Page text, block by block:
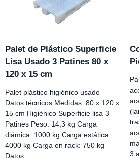
Palet de Plástico Superficie
Lisa Usado 3 Patines 80 x
120 x 15 cm
Palet plástico higiénico usado
Datos técnicos Medidas: 80 x 120 x
15 cm Higiénico Superficie lisa 3
Patines Peso: 14,3 kg Carga
diámica: 1000 kg Carga estática:
4000 kg Carga en rack: 750 kg
Datos...
3